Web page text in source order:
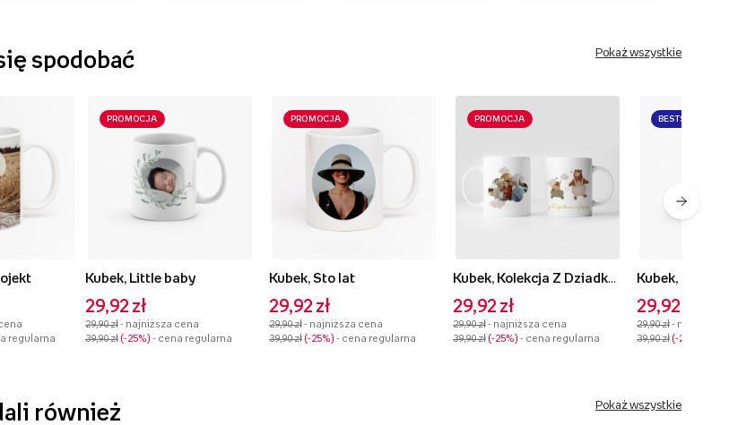
spodobać Pokaż wszystkie
regularna
PROMOCJA
Kubek, Little baby
29,92 zł
29,90 zł- najniższa cena
39,90 zł -25% - cena regularna
PROMOCJA
Kubek, Sto lat
29,92 zł
29,90 zł- najniższa cena
39,90 zł -25% - cena regularna
PROMOCJA
29,92 zł
29,90 zł- najniższa cena
39,90 zł -25% - cena regularna
BESTSELLER
Kubek, Rodzinne
29,92 zł
29,90 zł- najniższa cena
39,90 zł -25%
również Pokaż wszystkie